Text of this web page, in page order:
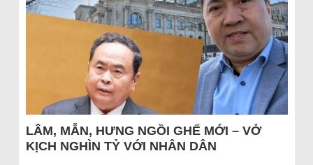
LÂM, MẪN, HƯNG NGỒI GHẾ MỚI – VỞ
KỊCH NGHÌN TỶ VỚI NHÂN DÂN